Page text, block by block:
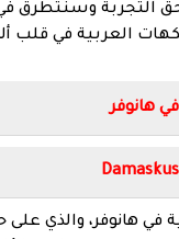
العربية في قلب
هانوفر
في هانوفر، والذي